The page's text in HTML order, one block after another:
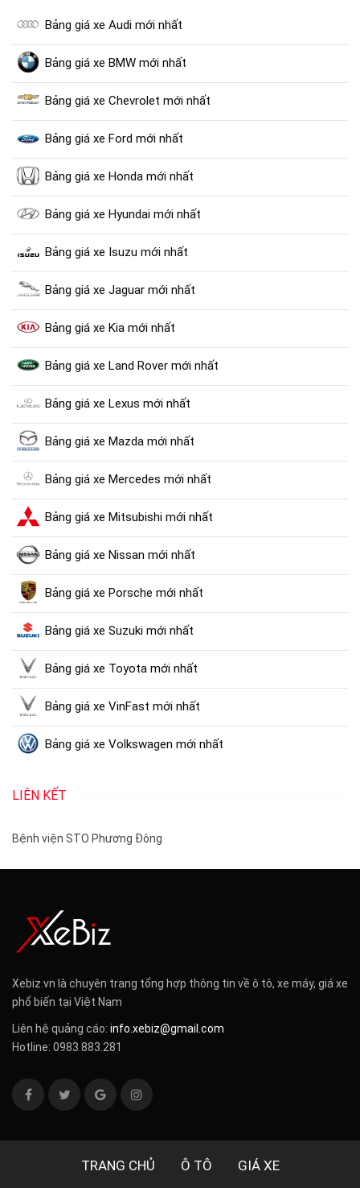
Bảng giá xe Audi mới nhất
Bảng giá xe BMW mới nhất
Bảng giá xe Chevrolet mới nhất
Bảng giá xe Ford mới nhất
Bảng giá xe Honda mới nhất
Bảng giá xe Hyundai mới nhất
Bảng giá xe Isuzu mới nhất
Bảng giá xe Jaguar mới nhất
Bảng giá xe Kia mới nhất
Bảng giá xe Land Rover mới nhất
Bảng giá xe Lexus mới nhất
Bảng giá xe Mazda mới nhất
Bảng giá xe Mercedes mới nhất
Bảng giá xe Mitsubishi mới nhất
Bảng giá xe Nissan mới nhất
Bảng giá xe Porsche mới nhất
Bảng giá xe Suzuki mới nhất
Bảng giá xe Toyota mới nhất
Bảng giá xe VinFast mới nhất
Bảng giá xe Volkswagen mới nhất
LIÊN KẾT
Bệnh viện STO Phương Đông
Xebiz.vn là chuyên trang tổng hợp thông tin về ô tô, xe máy, giá xe
phổ biến tại Việt Nam
Liên hệ quảng cáo: info.xebiz@gmail.com
Hotline: 0983.883.281
TRANG CHỦ Ô TÔ GIÁ XE